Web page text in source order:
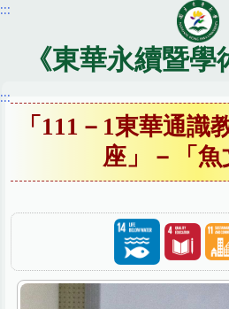
跳
內
:::
《東華永續暨學
:::
「111－1東華通識
座」－「魚